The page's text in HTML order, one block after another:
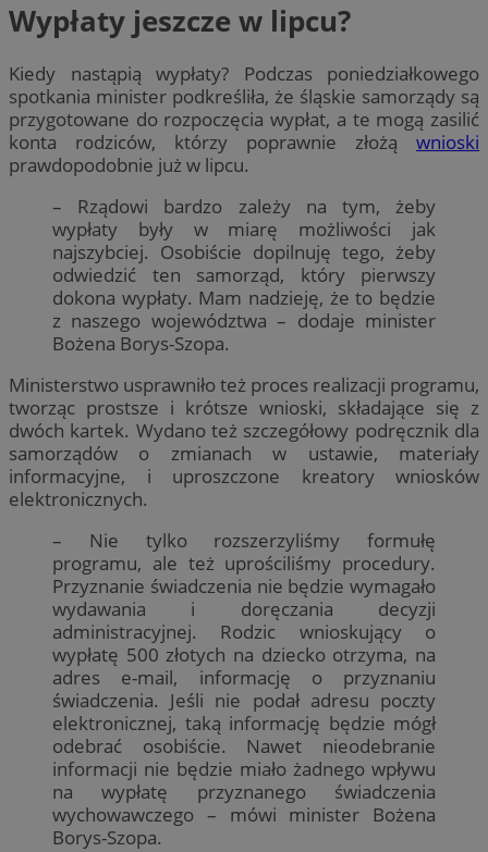
Wypłaty jeszcze w lipcu?
Kiedy nastąpią wypłaty? Podczas poniedziałkowego
spotkania minister podkreśliła, że śląskie samorządy są
przygotowane do rozpoczęcia wypłat, a te mogą zasilić
konta rodziców, którzy poprawnie złożą wnioski
prawdopodobnie już w lipcu.
– Rządowi bardzo zależy na tym, żeby
wypłaty były w miarę możliwości jak
najszybciej. Osobiście dopilnuję tego, żeby
odwiedzić ten samorząd, który pierwszy
dokona wypłaty. Mam nadzieję, że to będzie
z naszego województwa – dodaje minister
Bożena Borys-Szopa.
Ministerstwo usprawniło też proces realizacji programu,
tworząc prostsze i krótsze wnioski, składające się z
dwóch kartek. Wydano też szczegółowy podręcznik dla
samorządów o zmianach w ustawie, materiały
informacyjne, i uproszczone kreatory wniosków
elektronicznych.
– Nie tylko rozszerzyliśmy formułę
programu, ale też uprościliśmy procedury.
Przyznanie świadczenia nie będzie wymagało
wydawania i doręczania decyzji
administracyjnej. Rodzic wnioskujący o
wypłatę 500 złotych na dziecko otrzyma, na
adres e-mail, informację o przyznaniu
świadczenia. Jeśli nie podał adresu poczty
elektronicznej, taką informację będzie mógł
odebrać osobiście. Nawet nieodebranie
informacji nie będzie miało żadnego wpływu
na wypłatę przyznanego świadczenia
wychowawczego – mówi minister Bożena
Borys-Szopa.